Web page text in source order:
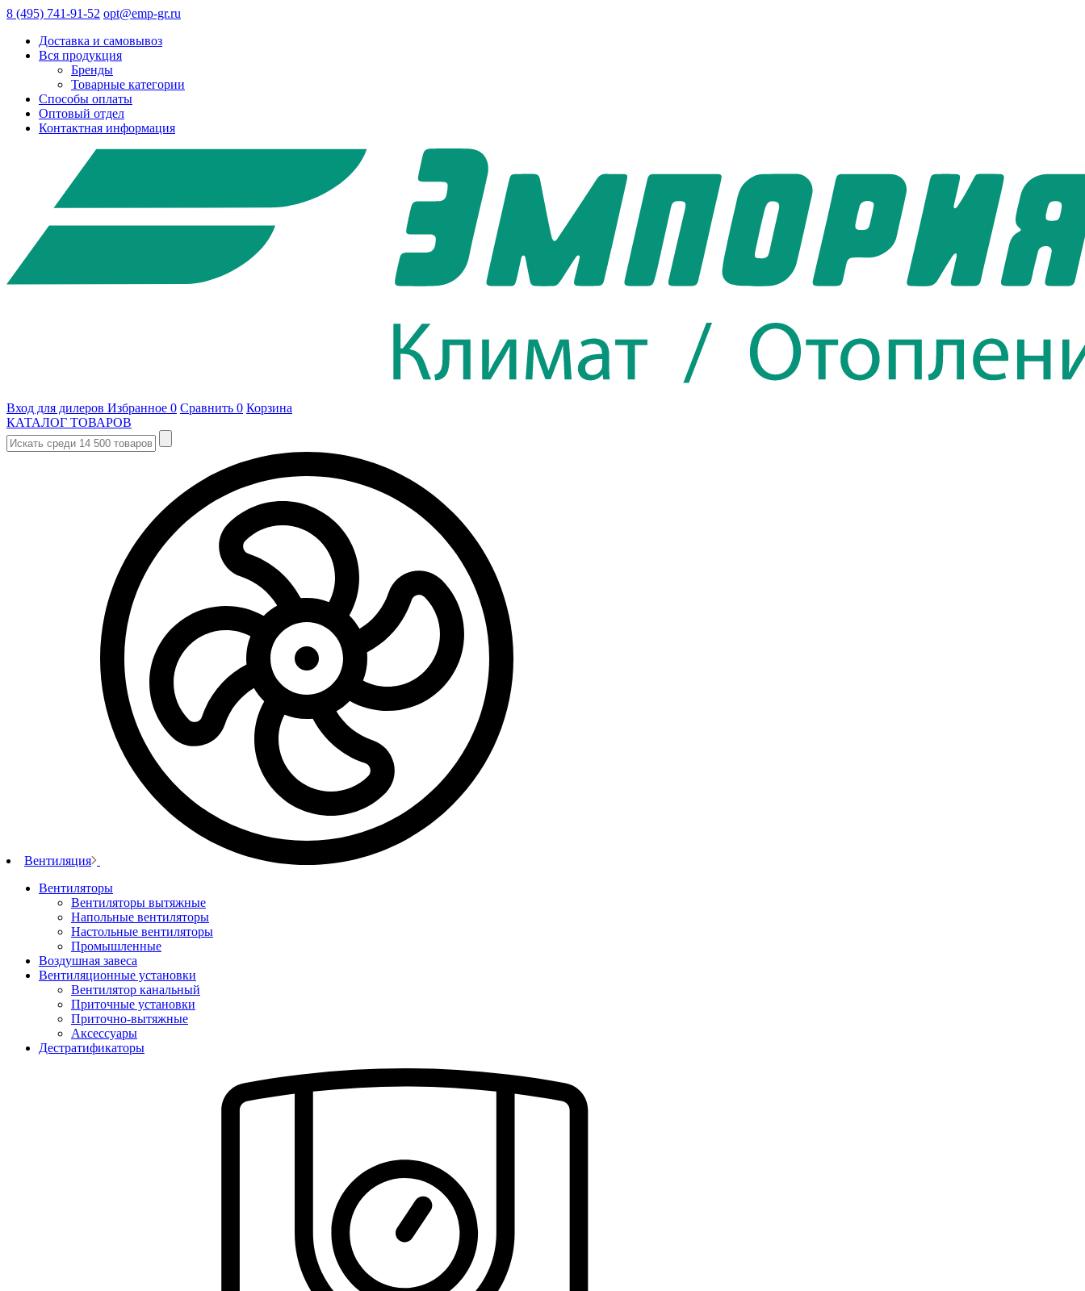
8 (495) 741-91-52 opt@emp-gr.ru
Доставка и самовывоз
Вся продукция
Бренды
Товарные категории
Способы оплаты
Оптовый отдел
Контактная информация
Вход для дилеров Избранное 0 Сравнить 0 Корзина
КАТАЛОГ ТОВАРОВ
Вентиляция
Вентиляторы
Вентиляторы вытяжные
Напольные вентиляторы
Настольные вентиляторы
Промышленные
Воздушная завеса
Вентиляционные установки
Вентилятор канальный
Приточные установки
Приточно-вытяжные
Аксессуары
Дестратификаторы